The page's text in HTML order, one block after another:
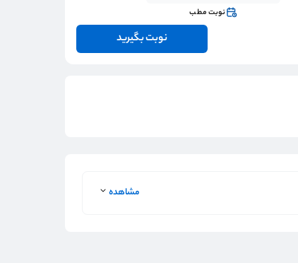
نوبت مطب
نوبت بگیرید
مشاهده